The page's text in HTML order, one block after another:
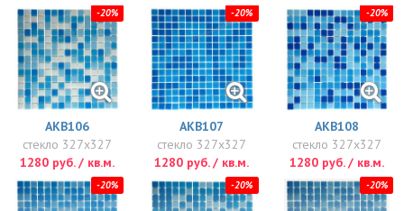
-20%
AKB106
стекло 327x327
1280 руб. / кв.м.
-20%
AKB107
стекло 327x327
1280 руб. / кв.м.
-20%
AKB108
стекло 327x327
1280 руб. / кв.м.
-20% -20% -20%